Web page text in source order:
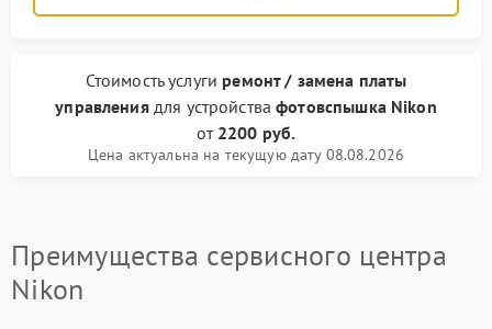
Стоимость услуги ремонт / замена платы
управлениядля устройствафотовспышка Nikon
от 2200 руб.
Цена актуальна на текущую дату 08.08.2026
Преимущества сервисного центра
Nikon